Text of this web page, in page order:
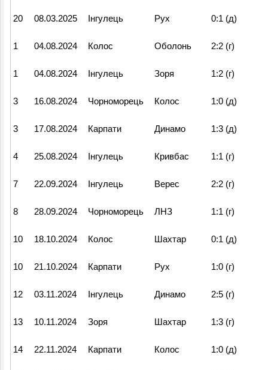
20 08.03.2025 Інгулець Рух 0:1 (д)
1 04.08.2024 Колос Оболонь 2:2 (г)
1 04.08.2024 Інгулець Зоря 1:2 (г)
3 16.08.2024 Чорноморець Колос 1:0 (д)
3 17.08.2024 Карпати Динамо 1:3 (д)
4 25.08.2024 Інгулець Кривбас 1:1 (г)
7 22.09.2024 Інгулець Верес 2:2 (г)
8 28.09.2024 Чорноморець ЛНЗ 1:1 (г)
10 18.10.2024 Колос Шахтар 0:1 (д)
10 21.10.2024 Карпати Рух 1:0 (г)
12 03.11.2024 Інгулець Динамо 2:5 (г)
13 10.11.2024 Зоря Шахтар 1:3 (г)
14 22.11.2024 Карпати Колос 1:0 (д)